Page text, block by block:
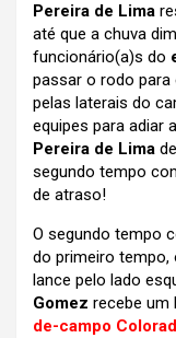
Pereira de Lima
até que a chuva
funcionário(a)s do
passar o rodo
pelas laterais do
equipes para adiar
Pereira de Lima
segundo tempo
de atraso!
O segundo tempo
do primeiro tempo,
lance pelo lado
Gomez recebe um
de-campo